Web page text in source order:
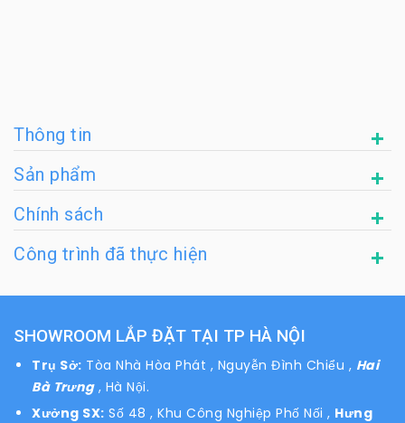
Thông tin
Sản phẩm
Chính sách
Công trình đã thực hiện
SHOWROOM LẮP ĐẶT TẠI TP HÀ NỘI
Trụ Sở: Tòa Nhà Hòa Phát , Nguyễn Đình Chiểu , Hai
Bà Trưng, Hà Nội.
Xưởng SX: Số 48 , Khu Công Nghiệp Phố Nối , Hưng